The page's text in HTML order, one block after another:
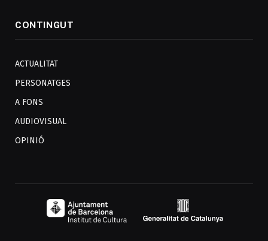
CONTINGUT
ACTUALITAT
PERSONATGES
A FONS
AUDIOVISUAL
OPINIÓ